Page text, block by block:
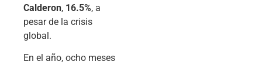
Calderon, 16.5%, a
pesar de la crisis
global.
En el año, ocho meses